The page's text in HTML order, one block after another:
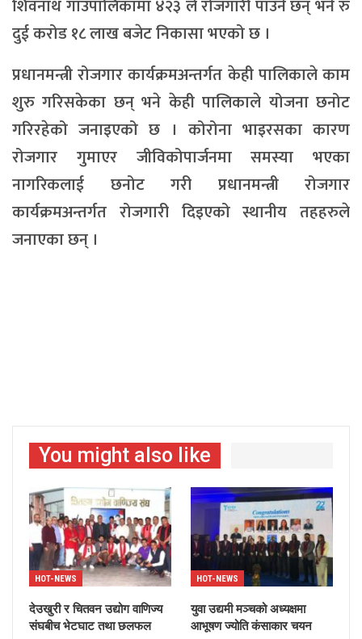
शिवनाथ गाउँपालिकामा ४२३ ले रोजगारी पाउने छन् भने रु
दुई करोड १८ लाख बजेट निकासा भएको छ ।
प्रधानमन्त्री रोजगार कार्यक्रमअन्तर्गत केही पालिकाले काम
शुरु गरिसकेका छन् भने केही पालिकाले योजना छनोट
गरिरहेको जनाइएको छ । कोरोना भाइरसका कारण
रोजगार गुमाएर जीविकोपार्जनमा समस्या भएका
नागरिकलाई छनोट गरी प्रधानमन्त्री रोजगार
कार्यक्रमअन्तर्गत रोजगारी दिइएको स्थानीय तहहरुले
जनाएका छन् ।
You might also like
HOT-NEWS
देउखुरी र चितवन उद्योग वाणिज्य
संघबीच भेटघाट तथा छलफल
HOT-NEWS
युवा उद्यमी मञ्चको अध्यक्षमा
आभूषण ज्योति कंसाकार चयन